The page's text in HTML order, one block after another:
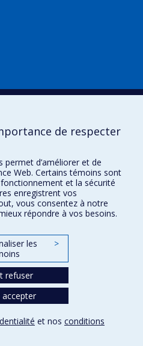
de respecter
permet d’améliorer et de
Web. Certains témoins sont
et la sécurité
enregistrent vos
vous consentez à notre
répondre à vos besoins.
les
>
refuser
et nos conditions